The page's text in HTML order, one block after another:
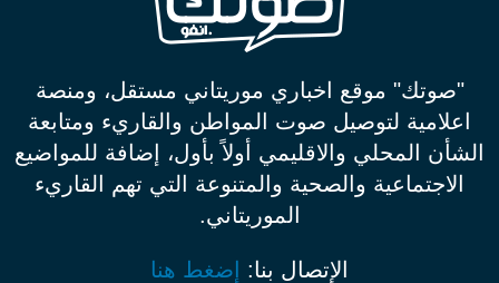
"صوتك" موقع اخباري موريتاني مستقل، ومنصة
اعلامية لتوصيل صوت المواطن والقاريء ومتابعة
الشأن المحلي والاقليمي أولاً بأول، إضافة للمواضيع
الاجتماعية والصحية والمتنوعة التي تهم القاريء
الموريتاني.
الإتصال بنا: إضغط هنا